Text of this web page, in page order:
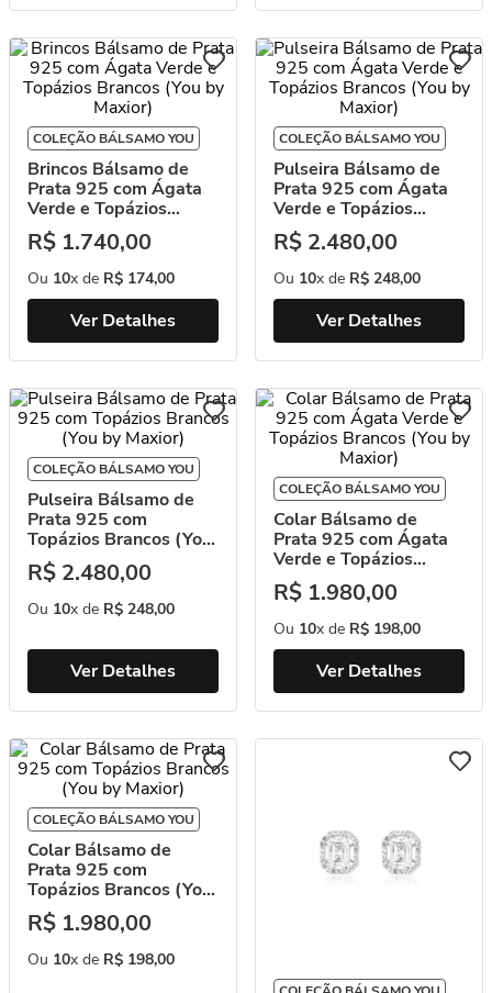
COLEÇÃO BÁLSAMO YOU
Brincos Bálsamo de
Prata 925 com Ágata
Verde e Topázios
Brancos (You by
Maxior)
R$ 1.740,00
Ou 10x de R$ 174,00
Ver Detalhes
COLEÇÃO BÁLSAMO YOU
Pulseira Bálsamo de
Prata 925 com Ágata
Verde e Topázios
Brancos (You by
Maxior)
R$ 2.480,00
Ou 10x de R$ 248,00
Ver Detalhes
COLEÇÃO BÁLSAMO YOU
Pulseira Bálsamo de
Prata 925 com
Topázios Brancos (You
by Maxior)
R$ 2.480,00
Ou 10x de R$ 248,00
Ver Detalhes
COLEÇÃO BÁLSAMO YOU
Colar Bálsamo de
Prata 925 com Ágata
Verde e Topázios
Brancos (You by
Maxior)
R$ 1.980,00
Ou 10x de R$ 198,00
Ver Detalhes
COLEÇÃO BÁLSAMO YOU
Colar Bálsamo de
Prata 925 com
Topázios Brancos (You
by Maxior)
R$ 1.980,00
Ou 10x de R$ 198,00